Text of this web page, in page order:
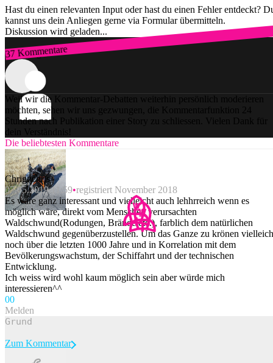
Hast du einen relevanten Input oder hast du einen Fehler entdeckt?
kannst uns dein Anliegen gerne via Formular übermitteln.
Diskussion wird geladen...
37 Kommentare
Zum Login
Weil wir die Kommentar-Debatten weiterhin persönlich moderieren
möchten, sehen wir uns gezwungen, die Kommentarfunktion 24
Stunden nach Publikation einer Story zu schliessen. Vielen Dank für
dein Verständnis!
Die beliebtesten Kommentare
Chriguchris
07.05.2019 11:59 registriert November 2018
Es wäre ganz interessant und vielleicht auch lehhrreich wenn es
möglich wäre, direkt vom Menschen verursachten
Waldschwund(Rodungen, Brände etc.), farblich dem natürlichen
Waldschwund gegenüberzustellen. Um das Ganze zu krönen
noch über die letzten 1000 Jahre und in Korrelation mit dem
Bevölkerungswachstum, der Schiffahrt und der technischen
Entwicklung.
Ich weiss wird wohl kaum möglich sein aber würde mich
interessieren^^
00
Melden
Zum Kommentar